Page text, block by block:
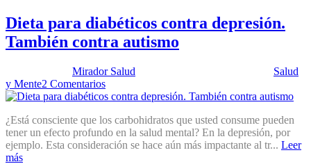
Dieta para diabéticos contra depresión.
También contra autismo
Mirador Salud
Salud
y Mente2 Comentarios
¿Está consciente que los carbohidratos que usted consume pueden
tener un efecto profundo en la salud mental? En la depresión, por
ejemplo. Esta consideración se hace aún más impactante al tr... Leer
más